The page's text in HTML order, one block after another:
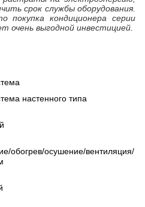
срок службы оборудования.
кондиционера серии
очень выгодной инвестицией.
настенного типа
обогрев/осушение/вентиляция/